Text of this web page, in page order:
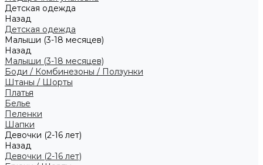
Детская одежда
Назад
Детская одежда
Малыши (3-18 месяцев)
Назад
Малыши (3-18 месяцев)
Боди / Комбинезоны / Ползунки
Штаны / Шорты
Платья
Белье
Пеленки
Шапки
Девочки (2-16 лет)
Назад
Девочки (2-16 лет)